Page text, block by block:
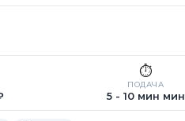
⏱️
ПОДАЧА
5 - 10 мин мин